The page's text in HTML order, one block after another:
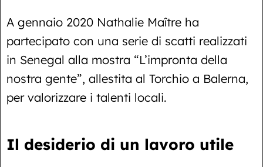
A gennaio 2020 Nathalie Maître ha
partecipato con una serie di scatti realizzati
in Senegal alla mostra “L’impronta della
nostra gente”, allestita al Torchio a Balerna,
per valorizzare i talenti locali.
Il desiderio di un lavoro utile